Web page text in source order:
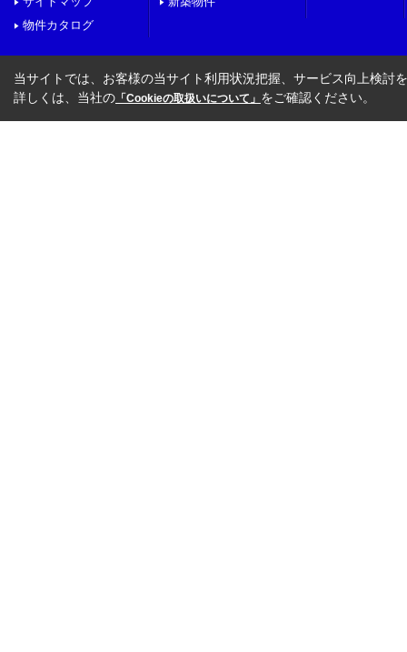
物件カタログ
当サイトでは、お客様の当サイト利用状況把握、サービス向上検討
詳しくは、当社の 「Cookieの取扱いについて」 をご確認ください。